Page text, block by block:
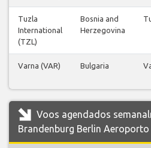
Tuzla
International
(TZL)
Bosnia and
Herzegovina
Varna (VAR) Bulgaria
Voos agendados
Brandenburg Berlin